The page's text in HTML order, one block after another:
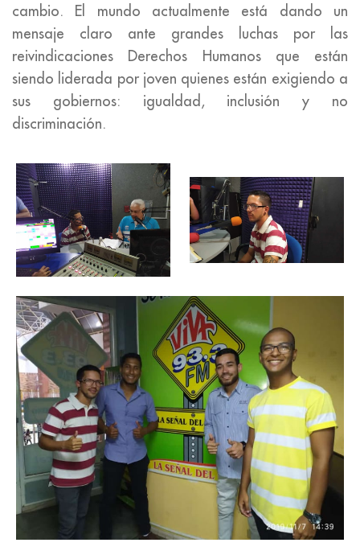
cambio. El mundo actualmente está dando un
mensaje claro ante grandes luchas por las
reivindicaciones Derechos Humanos que están
siendo liderada por joven quienes están exigiendo a
sus gobiernos: igualdad, inclusión y no
discriminación.